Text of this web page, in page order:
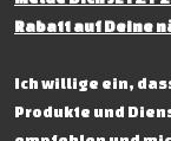
Rabatt auf Deine
Ich willige ein,
Produkte und